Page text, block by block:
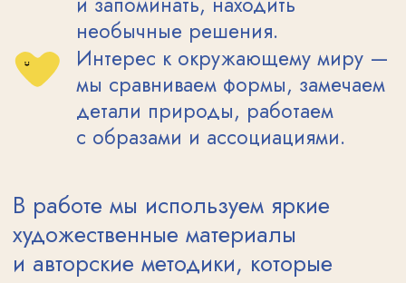
В нашей студии мы проводим
рисование в группах для двух
возрастных категорий: от 5 до 7 и от 7+.
Каждый день в классе — это новый
опыт и возможность нарисовать яркие
картины, используя техники акварели,
гуаши или пастели.
интуитивную живопись, раскрыть
внутренние образы и выразить
их на холсте. Дети учатся не копировать,
а создавать — доверяя себе и своему